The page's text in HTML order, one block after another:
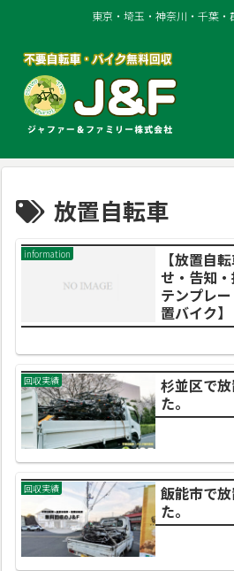
東京・埼玉・神奈川・千葉・
放置自転車
information
【放置自
せ・告知
テンプレ
置バイク】
回収実績
杉並区で
た。
回収実績
飯能市で
た。